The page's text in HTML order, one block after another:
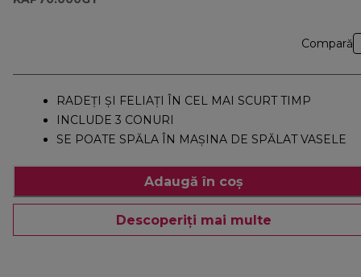
Compară
RADEȚI ȘI FELIAȚI ÎN CEL MAI SCURT TIMP
INCLUDE 3 CONURI
SE POATE SPĂLA ÎN MAȘINA DE SPĂLAT VASELE
Adaugă în coș
Descoperiți mai multe